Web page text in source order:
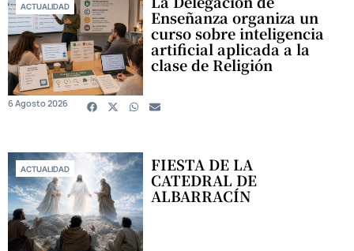
ACTUALIDAD
Enseñanza organiza un
curso sobre inteligencia
artificial aplicada a la
clase de Religión
6 Agosto 2026
ACTUALIDAD FIESTA DE LA
CATEDRAL DE
ALBARRACÍN